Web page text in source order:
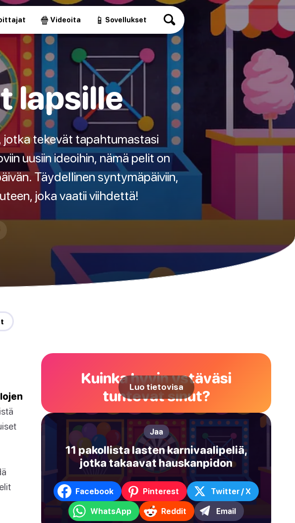
🍿 Videoita 📱 Sovellukset
lapsille
jotka tekevät tapahtumastasi
uusiin ideoihin, nämä pelit on
Täydellinen syntymäpäiviin,
joka vaatii viihdettä!
Kuinka hyvin ystäväsi
tuntevat sinut?
Luo tietovisa
Jaa
11 pakollista lasten karnivaalipeliä,
jotka takaavat hauskanpidon
Facebook Pinterest Twitter / X
WhatsApp Reddit Email